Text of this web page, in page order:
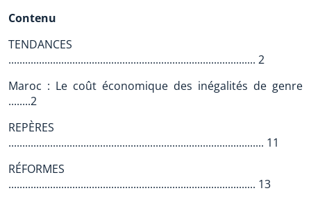
Contenu
TENDANCES
......................................................................................... 2
Maroc : Le coût économique des inégalités de genre
........2
REPÈRES
............................................................................................ 11
RÉFORMES
......................................................................................... 13